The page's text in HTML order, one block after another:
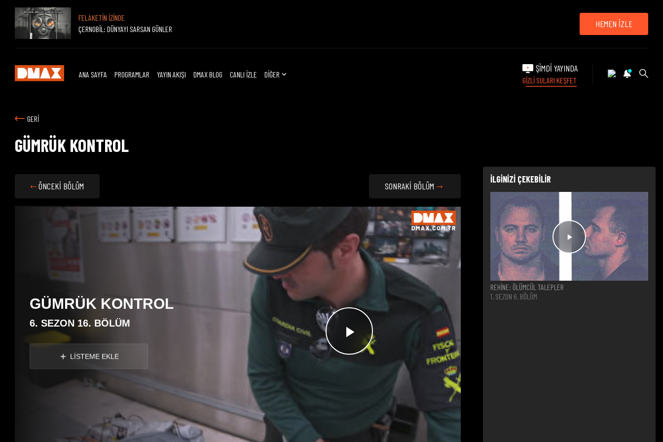
FELAKETİN İZİNDE
ÇERNOBİL: DÜNYAYI SARSAN GÜNLER
HEMEN İZLE
ANA SAYFA PROGRAMLAR YAYIN AKIŞI DMAX BLOG CANLI İZLE DİĞER
ŞİMDİ YAYINDA
GİZLİ SULARI KEŞFET
GERİ
GÜMRÜK KONTROL
ÖNCEKİ BÖLÜM SONRAKİ BÖLÜM
Videoyu
GÜMRÜK KONTROL
6. SEZON 16. BÖLÜM
LİSTEME EKLE
İLGİNİZİ ÇEKEBİLİR
REHİNE: ÖLÜMCÜL TALEPLER
1. SEZON 6. BÖLÜM